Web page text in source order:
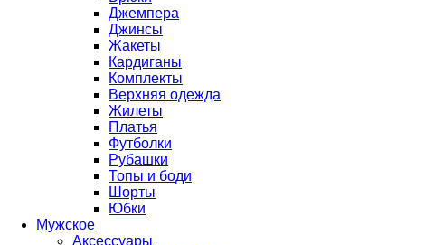
Джемпера
Джинсы
Жакеты
Кардиганы
Комплекты
Верхняя одежда
Жилеты
Платья
Футболки
Рубашки
Топы и боди
Шорты
Юбки
Мужское
Аксессуары